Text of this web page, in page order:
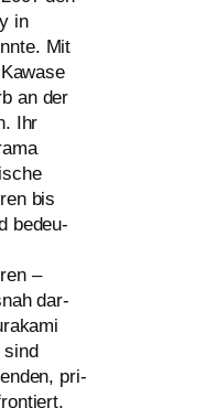
in
Mit
an der
Ihr
bis
bedeu­
–
dar­
sind
pri­